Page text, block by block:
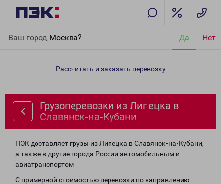
Ваш город Москва? Да Нет
Славянск-на-Кубани
Рассчитать и заказать перевозку
Грузоперевозки из Липецка в
Славянск-на-Кубани
ПЭК доставляет грузы из Липецка в Славянск-на-Кубани,
а также в другие города России автомобильным и
авиатранспортом.
С примерной стоимостью перевозки по направлению